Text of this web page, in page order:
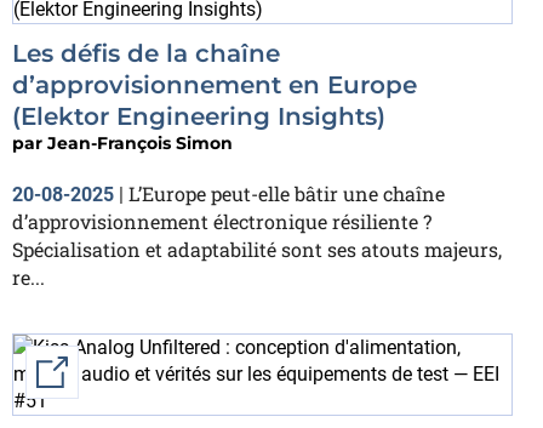
Les défis de la chaîne
d’approvisionnement en Europe
(Elektor Engineering Insights)
par Jean-François Simon
20-08-2025 | L’Europe peut-elle bâtir une chaîne
d’approvisionnement électronique résiliente ?
Spécialisation et adaptabilité sont ses atouts majeurs,
re...
External link